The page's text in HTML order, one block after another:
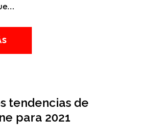
tendencias de
para 2021